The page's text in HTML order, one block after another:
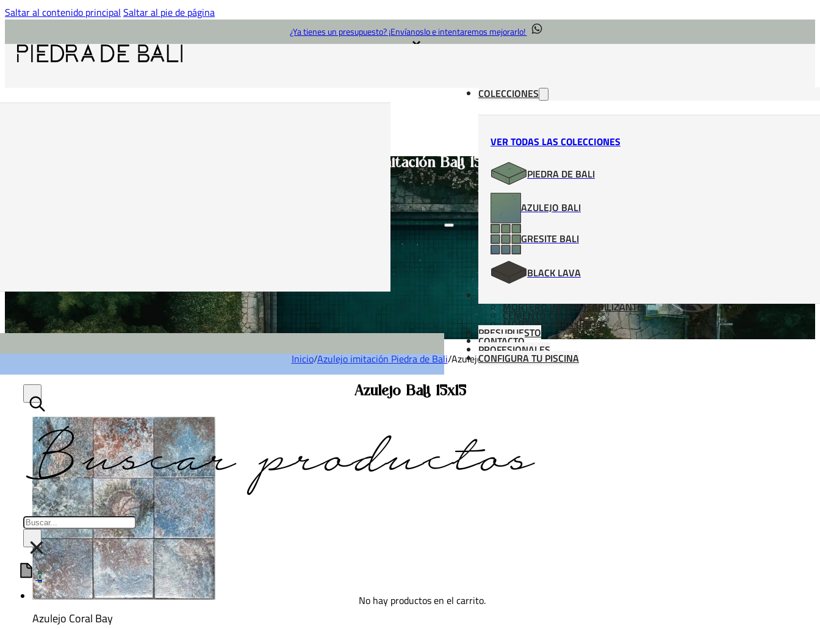
Saltar al contenido principal Saltar al pie de página
¿Ya tienes un presupuesto? ¡Envíanoslo e intentaremos mejorarlo!
COLECCIONES
VER TODAS LAS COLECCIONES
PIEDRA DE BALI
AZULEJO BALI
GRESITE BALI
BLACK LAVA
MORTERO IMPERMEABILIZANTE
CEMENTO COLA
MORTERO PARA JUNTAS
PRESUPUESTO
CONTACTO
PROFESIONALES
CONFIGURA TU PISCINA
Buscar productos
Buscar
×
0
No hay productos en el carrito.
Baldosa imitación Bali 15x15
Inicio/Azulejo imitación Piedra de Bali/Azulejo Bali 15x15
Azulejo Bali 15x15
Azulejo Coral Bay